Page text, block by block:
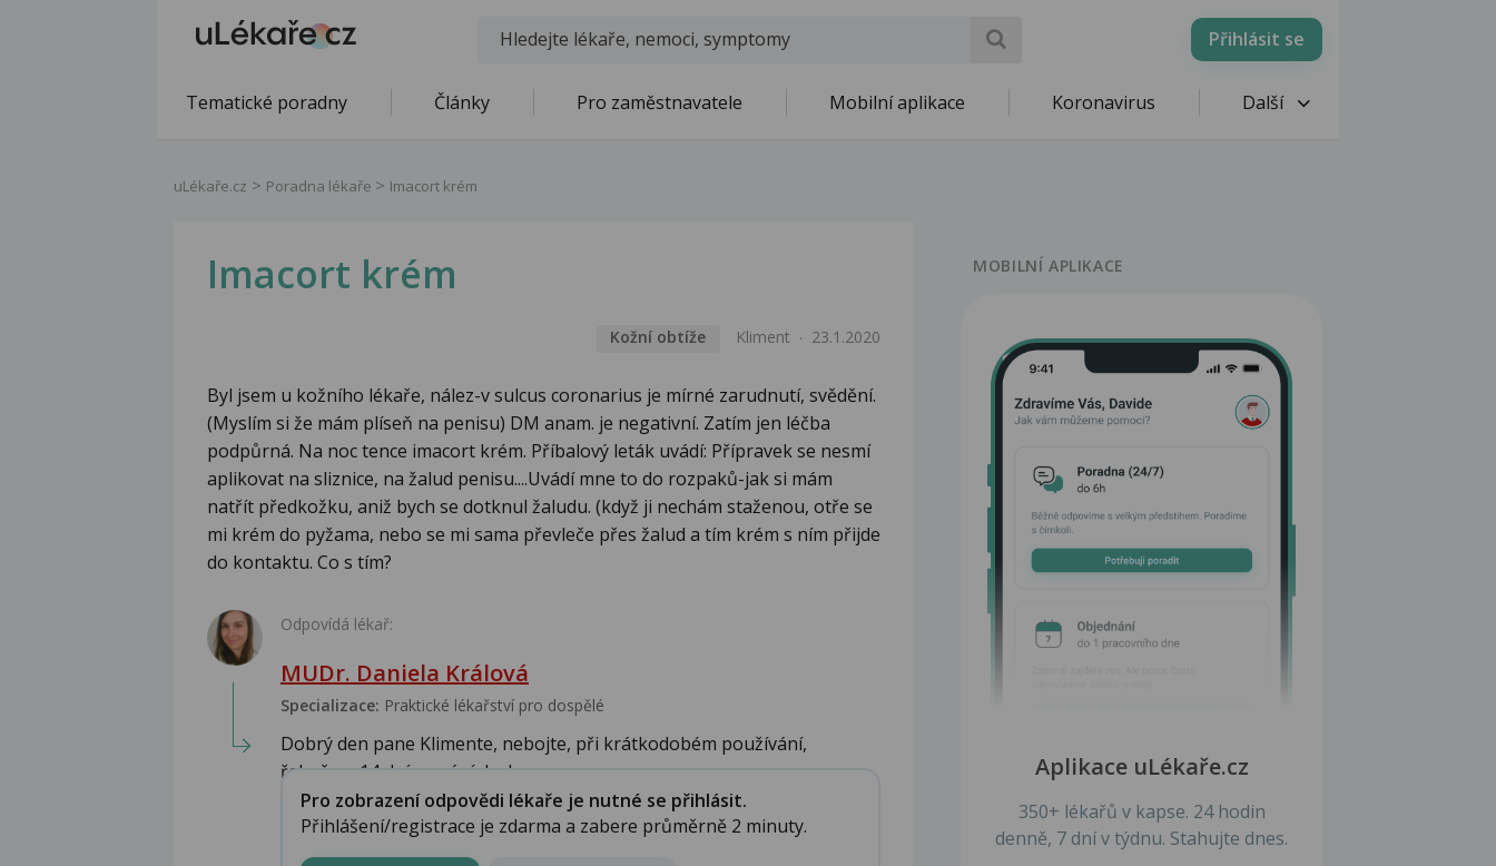
Přihlásit se
Tematické poradny Články Pro zaměstnavatele Mobilní aplikace Koronavirus Další
uLékaře.cz Poradna lékaře Imacort krém
Imacort krém
Kožní obtíže Kliment 23.1.2020
Byl jsem u kožního lékaře, nález-v sulcus coronarius je mírné zarudnutí, svědění.
(Myslím si že mám plíseň na penisu) DM anam. je negativní. Zatím jen léčba
podpůrná. Na noc tence imacort krém. Příbalový leták uvádí: Přípravek se nesmí
aplikovat na sliznice, na žalud penisu....Uvádí mne to do rozpaků-jak si mám
natřít předkožku, aniž bych se dotknul žaludu. (když ji nechám staženou, otře se
mi krém do pyžama, nebo se mi sama převleče přes žalud a tím krém s ním přijde
do kontaktu. Co s tím?
Odpovídá lékař:
MUDr. Daniela Králová
Specializace: Praktické lékařství pro dospělé
Dobrý den pane Klimente, nebojte, při krátkodobém používání,
řekněme 14 dní mazání dvak...
Pro zobrazení odpovědi lékaře je nutné se přihlásit.
Přihlášení/registrace je zdarma a zabere průměrně 2 minuty.
MOBILNÍ APLIKACE
Aplikace uLékaře.cz
350+ lékařů v kapse. 24 hodin
denně, 7 dní v týdnu. Stahujte dnes.